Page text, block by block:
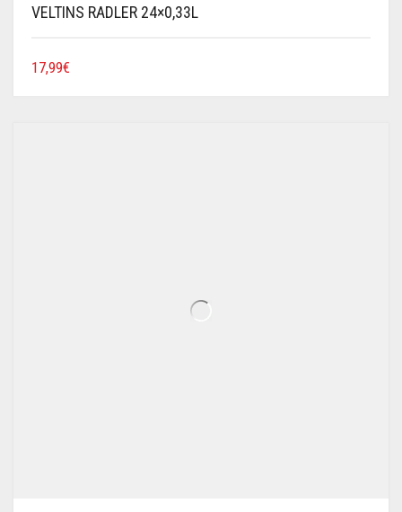
VELTINS RADLER 24×0,33L
17,99€